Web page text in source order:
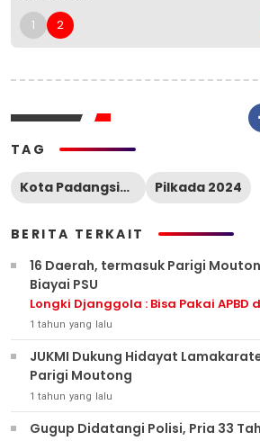
1 2
TAG
Kota Padangsidimpuan Pilkada 2024
BERITA TERKAIT
16 Daerah, termasuk Parigi
Biayai PSU
Longki Djanggola : Bisa Pakai APBD
1 tahun yang lalu
JUKMI Dukung Hidayat
Parigi Moutong
1 tahun yang lalu
Gugup Didatangi Polisi, Pria 33